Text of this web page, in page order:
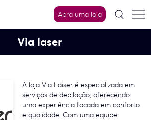
Abra uma loja
Via laser
A loja Via Laiser é especializada em
serviços de depilação, oferecendo
uma experiência focada em conforto
e qualidade. Com uma equipe